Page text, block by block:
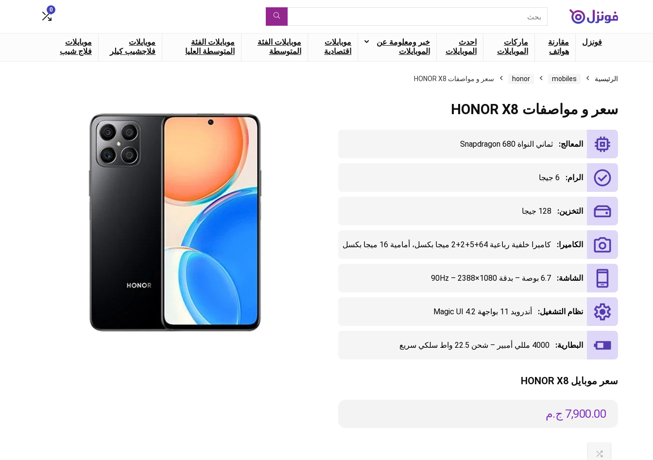
عن:
0
فونزل
مقارنة
هواتف
ماركات
الموبايلات
احدث
الموبايلات
خبر ومعلومة عن
الموبايلات
موبايلات
اقتصادية
موبايلات الفئة
المتوسطة
موبايلات الفئة
المتوسطة العليا
موبايلات
فلاجشيب كيلر
موبايلات
فلاج شيب
الرئيسية mobiles
honor سعر و مواصفات HONOR X8
سعر و مواصفات HONOR X8
المعالج: ثماني النواة Snapdragon 680
الرام: 6 جيجا
التخزين: 128 جيجا
الكاميرا: كاميرا خلفية رباعية 64+5+2+2 ميجا بكسل، أمامية 16 ميجا بكسل
الشاشة: 6.7 بوصة – بدقة 1080×2388 – 90Hz
نظام التشغيل: أندرويد 11 بواجهة Magic UI 4.2
البطارية: 4000 مللي أمبير – شحن 22.5 واط سلكي سريع
سعر موبايل HONOR X8
ج.م 7,900.00